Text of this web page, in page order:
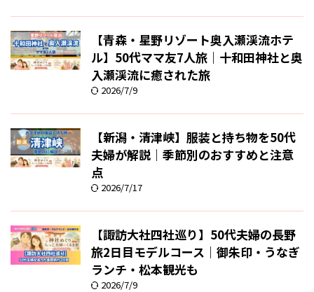
【青森・星野リゾート奥入瀬渓流ホテ
ル】50代ママ友7人旅｜十和田神社と奥
入瀬渓流に癒された旅
2026/7/9
【新潟・清津峡】服装と持ち物を50代
夫婦が解説｜季節別のおすすめと注意
点
2026/7/17
【諏訪大社四社巡り】50代夫婦の長野
旅2日目モデルコース｜御朱印・うなぎ
ランチ・松本観光も
2026/7/9